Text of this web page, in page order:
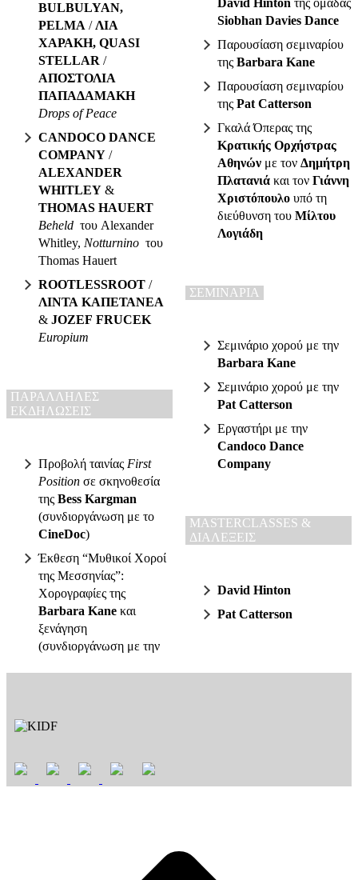
BULBULYAN,
PELMA /ΛΙΑ
ΧΑΡΑΚΗ, QUASI
STELLAR /
ΑΠΟΣΤΟΛΙΑ
ΠΑΠΑΔΑΜΑΚΗ
Drops of Peace
CANDOCO DANCE
COMPANY /
ALEXANDER
WHITLEY &
THOMAS HAUERT
Beheld του Alexander
Whitley, Notturnino του
Thomas Hauert
ROOTLESSROOT /
ΛΙΝΤΑ ΚΑΠΕΤΑΝΕΑ
& JOZEF FRUCEK
Europium
ΠΑΡΑΛΛΗΛΕΣ
ΕΚΔΗΛΩΣΕΙΣ
Προβολή ταινίας First
Position σε σκηνοθεσία
της Bess Kargman
(συνδιοργάνωση με το
CineDoc)
Έκθεση “Μυθικοί Χοροί
της Μεσσηνίας”:
Χορογραφίες της
Barbara Kane και
ξενάγηση
(συνδιοργάνωση με την
Siobhan Davies Dance
Παρουσίαση σεμιναρίου
της Barbara Kane
Παρουσίαση σεμιναρίου
της Pat Catterson
Γκαλά Όπερας της
Κρατικής Ορχήστρας
Αθηνών με τον Δημήτρη
Πλατανιά και τον Γιάννη
Χριστόπουλο υπό τη
διεύθυνση του Μίλτου
Λογιάδη
ΣΕΜΙΝΑΡΙΑ
Σεμινάριο χορού με την
Barbara Kane
Σεμινάριο χορού με την
Pat Catterson
Εργαστήρι με την
Candoco Dance
Company
MASTERCLASSES &
ΔΙΑΛΕΞΕΙΣ
David Hinton
Pat Catterson